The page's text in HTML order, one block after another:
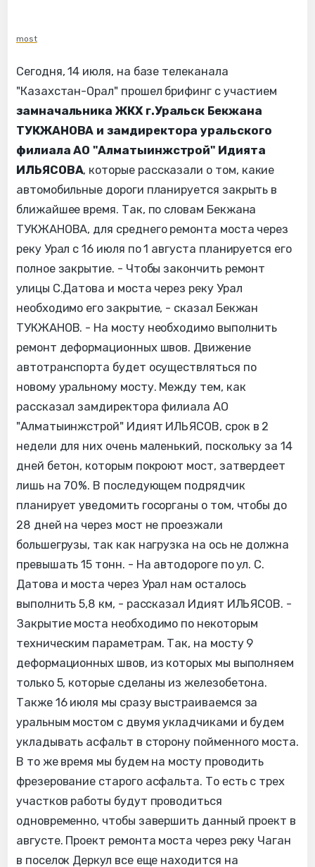
most
Сегодня, 14 июля, на базе телеканала
"Казахстан-Орал" прошел брифинг с участием
замначальника ЖКХ г.Уральск Бекжана
ТУКЖАНОВА и замдиректора уральского
филиала АО "Алматыинжстрой" Идията
ИЛЬЯСОВА, которые рассказали о том, какие
автомобильные дороги планируется закрыть в
ближайшее время. Так, по словам Бекжана
ТУКЖАНОВА, для среднего ремонта моста через
реку Урал с 16 июля по 1 августа планируется его
полное закрытие. - Чтобы закончить ремонт
улицы С.Датова и моста через реку Урал
необходимо его закрытие, - сказал Бекжан
ТУКЖАНОВ. - На мосту необходимо выполнить
ремонт деформационных швов. Движение
автотранспорта будет осуществляться по
новому уральному мосту. Между тем, как
рассказал замдиректора филиала АО
"Алматыинжстрой" Идият ИЛЬЯСОВ, срок в 2
недели для них очень маленький, поскольку за 14
дней бетон, которым покроют мост, затвердеет
лишь на 70%. В последующем подрядчик
планирует уведомить госорганы о том, чтобы до
28 дней на через мост не проезжали
большегрузы, так как нагрузка на ось не должна
превышать 15 тонн. - На автодороге по ул. С.
Датова и моста через Урал нам осталось
выполнить 5,8 км, - рассказал Идият ИЛЬЯСОВ. -
Закрытие моста необходимо по некоторым
техническим параметрам. Так, на мосту 9
деформационных швов, из которых мы выполняем
только 5, которые сделаны из железобетона.
Также 16 июля мы сразу выстраиваемся за
уральным мостом с двумя укладчиками и будем
укладывать асфальт в сторону пойменного моста.
В то же время мы будем на мосту проводить
фрезерование старого асфальта. То есть с трех
участков работы будут проводиться
одновременно, чтобы завершить данный проект в
августе. Проект ремонта моста через реку Чаган
в поселок Деркул все еще находится на